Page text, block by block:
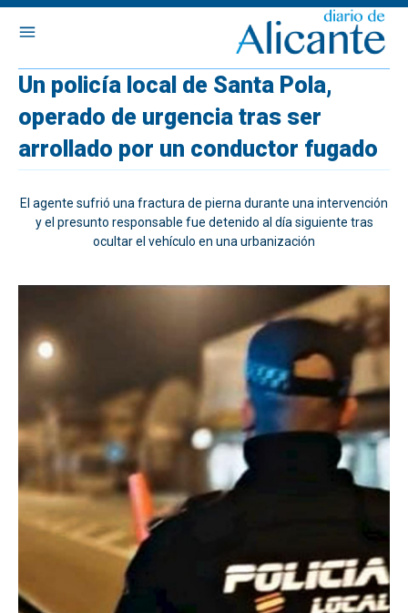
Un policía local de Santa Pola,
operado de urgencia tras ser
arrollado por un conductor fugado
El agente sufrió una fractura de pierna durante una intervención
y el presunto responsable fue detenido al día siguiente tras
ocultar el vehículo en una urbanización